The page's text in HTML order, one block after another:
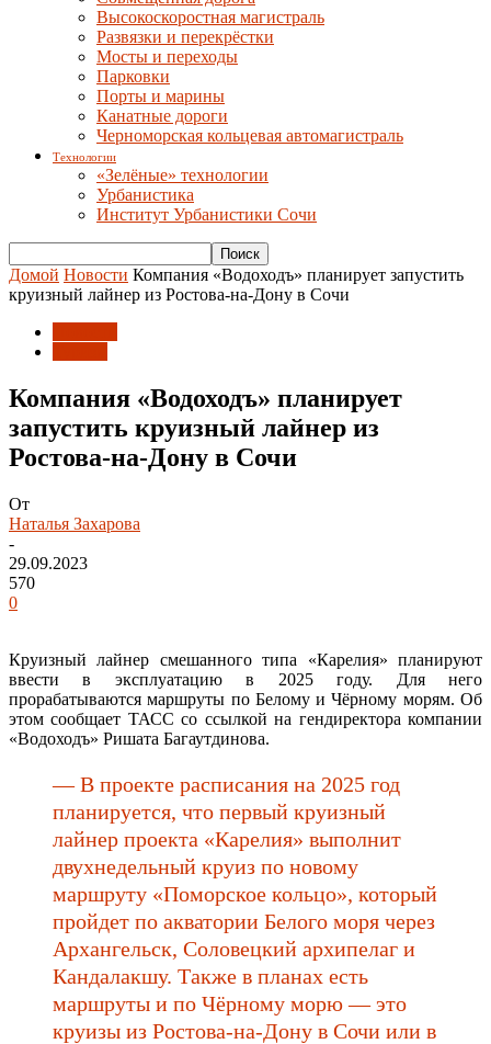
Высокоскоростная магистраль
Развязки и перекрёстки
Мосты и переходы
Парковки
Порты и марины
Канатные дороги
Черноморская кольцевая автомагистраль
Технологии
«Зелёные» технологии
Урбанистика
Институт Урбанистики Сочи
Домой Новости Компания «Водоходъ» планирует запустить
круизный лайнер из Ростова-на-Дону в Сочи
Компания «Водоходъ» планирует
запустить круизный лайнер из
Ростова-на-Дону в Сочи
От
Наталья Захарова
-
29.09.2023
570
0
Круизный лайнер смешанного типа «Карелия» планируют
ввести в эксплуатацию в 2025 году. Для него
прорабатываются маршруты по Белому и Чёрному морям. Об
этом сообщает ТАСС со ссылкой на гендиректора компании
«Водоходъ» Ришата Багаутдинова.
— В проекте расписания на 2025 год
планируется, что первый круизный
лайнер проекта «Карелия» выполнит
двухнедельный круиз по новому
маршруту «Поморское кольцо», который
пройдет по акватории Белого моря через
Архангельск, Соловецкий архипелаг и
Кандалакшу. Также в планах есть
маршруты и по Чёрному морю — это
круизы из Ростова-на-Дону в Сочи или в